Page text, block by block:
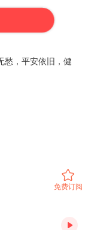
愁，平安依旧，健
免费订阅